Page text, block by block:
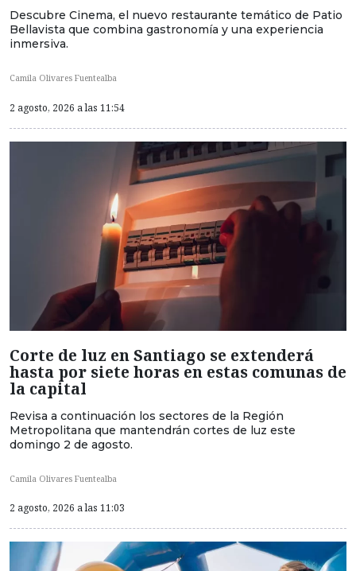
Descubre Cinema, el nuevo restaurante temático de Patio
Bellavista que combina gastronomía y una experiencia
inmersiva.
Camila Olivares Fuentealba
2 agosto, 2026 a las 11:54
Corte de luz en Santiago se extenderá
hasta por siete horas en estas comunas de
la capital
Revisa a continuación los sectores de la Región
Metropolitana que mantendrán cortes de luz este
domingo 2 de agosto.
Camila Olivares Fuentealba
2 agosto, 2026 a las 11:03